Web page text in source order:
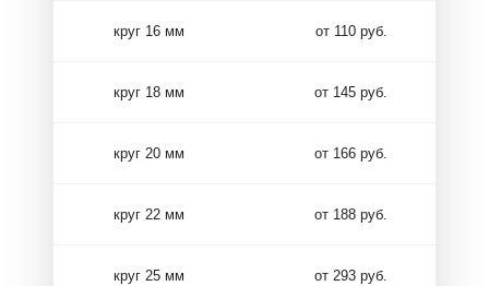
круг 16 мм от 110 руб.
круг 18 мм от 145 руб.
круг 20 мм от 166 руб.
круг 22 мм от 188 руб.
круг 25 мм от 293 руб.